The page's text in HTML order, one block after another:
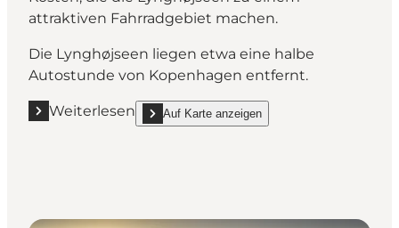
attraktiven Fahrradgebiet machen.
Die Lynghøjseen liegen etwa eine halbe
Autostunde von Kopenhagen entfernt.
Weiterlesen
Mehr erfahren "Draußen aktiv sein an den
Auf Karte anzeigen
show Draußen aktiv sein an den Lynghøjseen